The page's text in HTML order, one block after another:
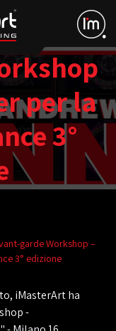
per la
3°
garde Workshop –
3° edizione
iMasterArt ha
-